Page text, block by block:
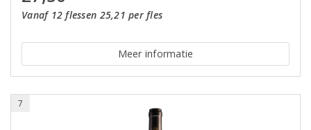
Vanaf 12 flessen 25,21 per fles
Meer informatie
7